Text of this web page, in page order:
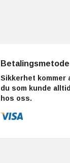
Betalingsmetode
Sikkerhet kommer
du som kunde
hos oss.